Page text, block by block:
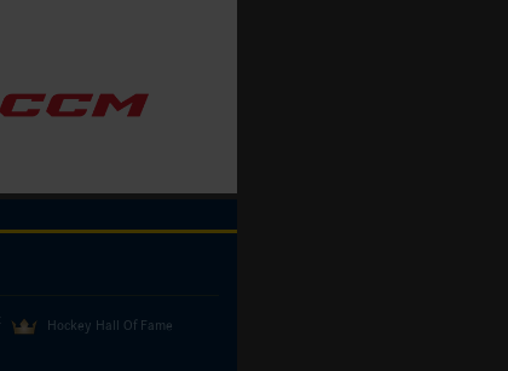
Hockey Hall Of Fame